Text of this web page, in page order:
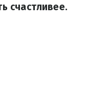
счастливее.